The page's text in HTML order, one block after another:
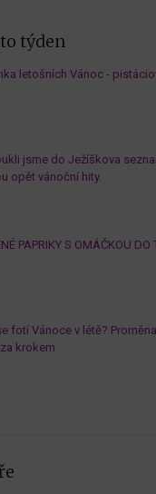
týden
letošních Vánoc -
jsme do Ježíškova
opět vánoční hity.
PAPRIKY S OMÁČKOU DO
fotí Vánoce v létě?
krokem